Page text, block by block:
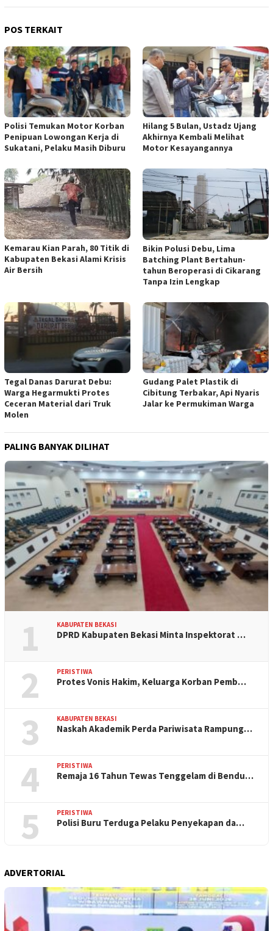
POS TERKAIT
Polisi Temukan Motor Korban
Penipuan Lowongan Kerja di
Sukatani, Pelaku Masih Diburu
Hilang 5 Bulan, Ustadz Ujang
Akhirnya Kembali Melihat
Motor Kesayangannya
Kemarau Kian Parah, 80 Titik di
Kabupaten Bekasi Alami Krisis
Air Bersih
Bikin Polusi Debu, Lima
Batching Plant Bertahun-
tahun Beroperasi di Cikarang
Tanpa Izin Lengkap
Tegal Danas Darurat Debu:
Warga Hegarmukti Protes
Ceceran Material dari Truk
Molen
Gudang Palet Plastik di
Cibitung Terbakar, Api Nyaris
Jalar ke Permukiman Warga
PALING BANYAK DILIHAT
1 KABUPATEN BEKASI
DPRD Kabupaten Bekasi Minta Inspektorat …
2 PERISTIWA
Protes Vonis Hakim, Keluarga Korban Pemb…
3 KABUPATEN BEKASI
Naskah Akademik Perda Pariwisata Rampung…
4 PERISTIWA
Remaja 16 Tahun Tewas Tenggelam di Bendu…
5 PERISTIWA
Polisi Buru Terduga Pelaku Penyekapan da…
ADVERTORIAL